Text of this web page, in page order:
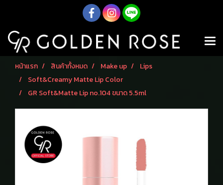
หน้าแรก สินค้าทั้งหมด Make up
Lips
Soft&Creamy Matte Lip Color
GR Soft&Matte Lip no.104 ขนาด 5.5ml